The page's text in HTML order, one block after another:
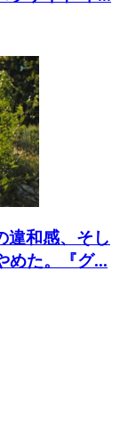
違和感、そし
めた。『グ...